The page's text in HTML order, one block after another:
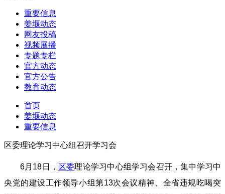
重要信息
姜堰动态
网友投稿
视频展播
专题专栏
官方动态
官方公告
教育动态
首页
姜堰动态
重要信息
区委理论学习中心组召开学习会
6月18日， 区委理论学习中心组学习会召开，集中学习中
央党的建设工作领导小组第13次会议精神、全省违规吃喝突